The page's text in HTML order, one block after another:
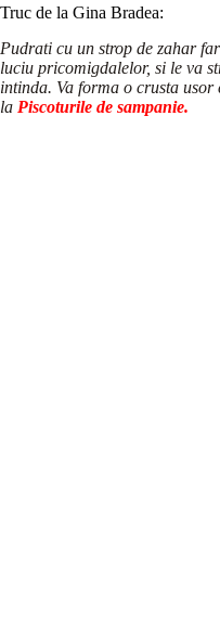
Truc de la Gina Bradea:
Pudrati cu un strop de zahar
luciu pricomigdalelor, si le va
intinda. Va forma o crusta
la Piscoturile de sampanie.